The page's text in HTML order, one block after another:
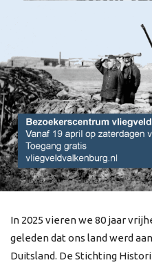
In 2025 vieren we 80 jaar
geleden dat ons land werd
Duitsland. De Stichting